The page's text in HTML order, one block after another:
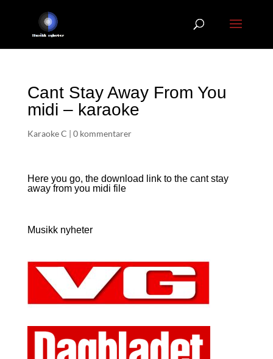
Cant Stay Away From You
midi – karaoke
Karaoke C | 0 kommentarer
Here you go, the download link to the cant stay
away from you midi file
Musikk nyheter